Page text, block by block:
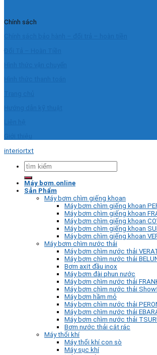
Chính sách
interiortxt
Tìm
kiếm:
Máy bơm.online
Sản Phẩm
Máy bơm chìm giếng khoan
Máy bơm chìm giếng khoan
Máy bơm chìm giếng khoan
Máy bơm chìm giếng khoan
Máy bơm chìm giếng khoan
Máy bơm chìm giếng khoan
Máy bơm chìm nước thải
Máy bơm chìm nước thải
Máy bơm chìm nước thải
Bơm axit đầu inox
Máy bơm đài phun nước
Máy bơm chìm nước thải
Máy bơm chìm nước thải
Máy bơm hầm mỏ
Máy bơm chìm nước thải
Máy bơm chìm nước thải
Máy bơm chìm nước thải
Bơm nước thải cắt rác
Máy thổi khí
Máy thổi khí con sò
Máy sục khí